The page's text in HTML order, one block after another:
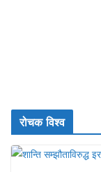
रोचक विश्व